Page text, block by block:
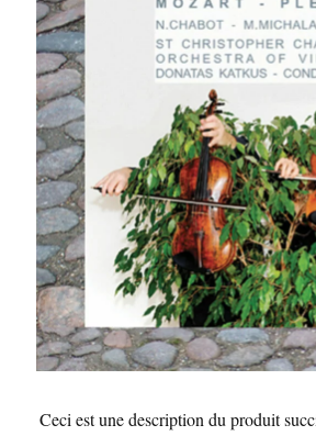
Ceci est une description du produit